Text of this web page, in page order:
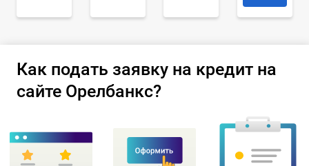
Как подать заявку на кредит на
сайте Орелбанкс?